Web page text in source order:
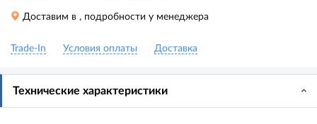
Доставим в , подробности у менеджера
Trade-In Условия оплаты Доставка
Технические характеристики